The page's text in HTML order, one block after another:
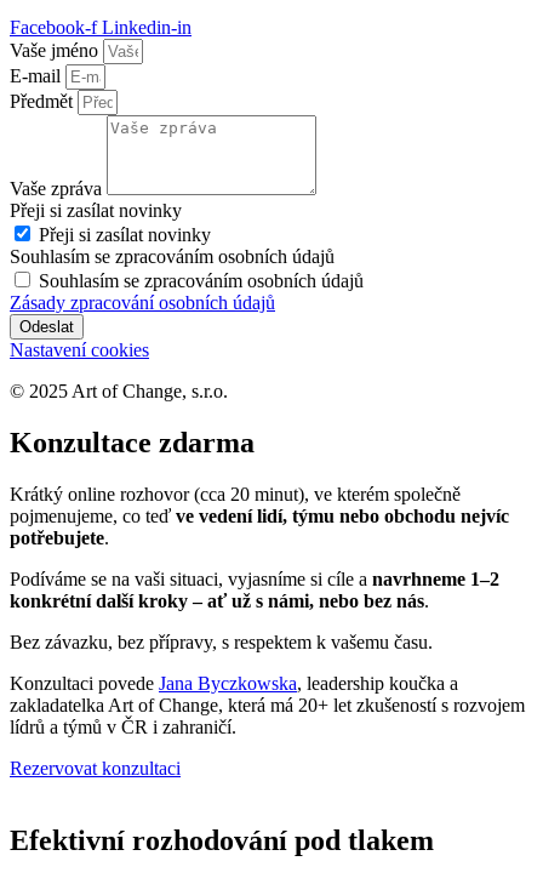
Facebook-f Linkedin-in
Vaše jméno
E-mail
Předmět
Vaše zpráva
Přeji si zasílat novinky
Přeji si zasílat novinky
Souhlasím se zpracováním osobních údajů
Souhlasím se zpracováním osobních údajů
Zásady zpracování osobních údajů
Odeslat
Nastavení cookies
© 2025 Art of Change, s.r.o.
Konzultace zdarma
Krátký online rozhovor (cca 20 minut), ve kterém společně
pojmenujeme, co teď ve vedení lidí, týmu nebo obchodu nejvíc
potřebujete.
Podíváme se na vaši situaci, vyjasníme si cíle a navrhneme 1–2
konkrétní další kroky – ať už s námi, nebo bez nás.
Bez závazku, bez přípravy, s respektem k vašemu času.
Konzultaci povede Jana Byczkowska, leadership koučka a
zakladatelka Art of Change, která má 20+ let zkušeností s rozvojem
lídrů a týmů v ČR i zahraničí.
Rezervovat konzultaci
Efektivní rozhodování pod tlakem